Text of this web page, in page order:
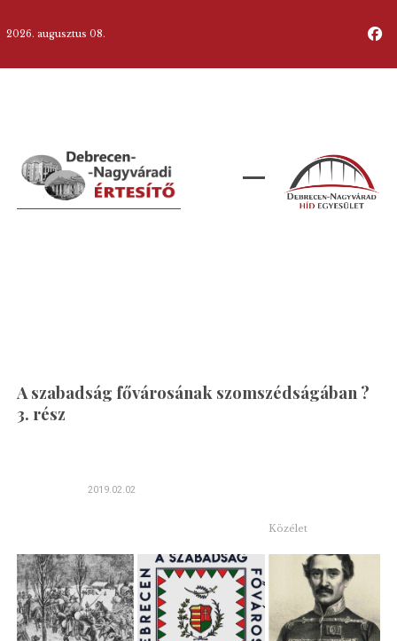
2026. augusztus 08.
A szabadság fővárosának szomszédságában ?
3. rész
2019.02.02
Közélet